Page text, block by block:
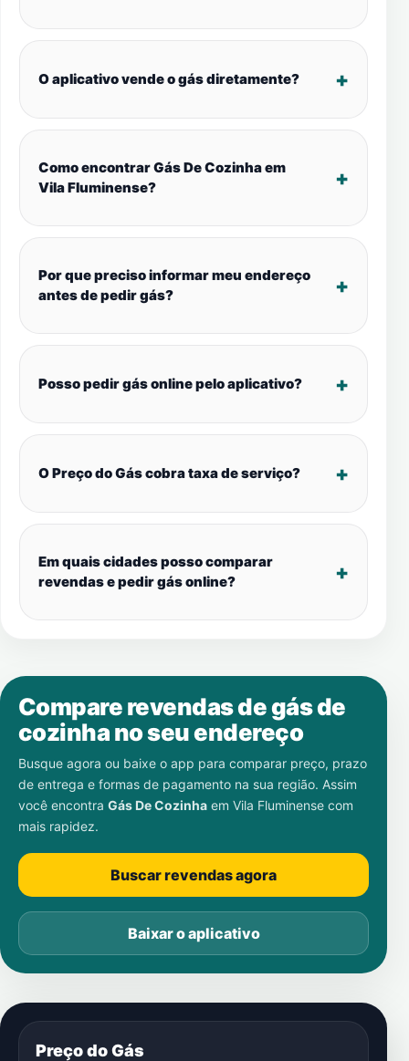
O aplicativo vende o gás diretamente?
Como encontrar Gás De Cozinha em
Vila Fluminense?
Por que preciso informar meu endereço
antes de pedir gás?
Posso pedir gás online pelo aplicativo?
O Preço do Gás cobra taxa de serviço?
Em quais cidades posso comparar
revendas e pedir gás online?
Compare revendas de gás de
cozinha no seu endereço
Busque agora ou baixe o app para comparar preço, prazo
de entrega e formas de pagamento na sua região. Assim
você encontra Gás De Cozinha em Vila Fluminense com
mais rapidez.
Buscar revendas agora
Baixar o aplicativo
Preço do Gás